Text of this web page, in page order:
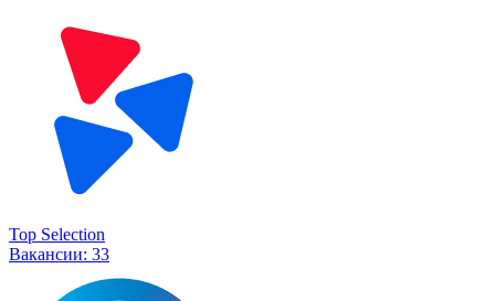
Top Selection
Вакансии: 33